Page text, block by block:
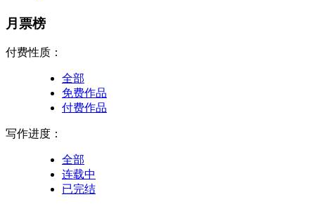
月票榜
付费性质：
全部
免费作品
付费作品
写作进度：
全部
连载中
已完结